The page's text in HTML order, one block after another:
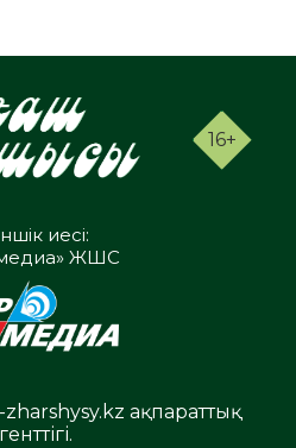
16+
иесі:
ЖШС
ақпараттық